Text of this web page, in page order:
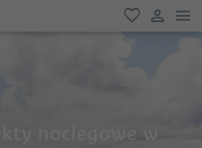
ulubione
link